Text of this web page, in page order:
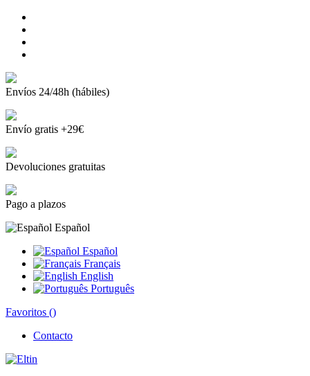
Envíos 24/48h (hábiles)
Envío gratis +29€
Devoluciones gratuitas
Pago a plazos
Español
Español
Français
English
Português
Favoritos ()
Contacto